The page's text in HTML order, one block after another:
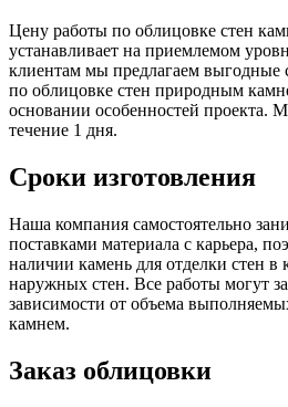
Цену работы по облицовке стен
устанавливает на приемлемом
клиентам мы предлагаем выгодные
по облицовке стен природным
основании особенностей проекта.
течение 1 дня.
Сроки изготовления
Наша компания самостоятельно
поставками материала с карьера,
наличии камень для отделки стен в
наружных стен. Все работы могут
зависимости от объема
камнем.
Заказ облицовки